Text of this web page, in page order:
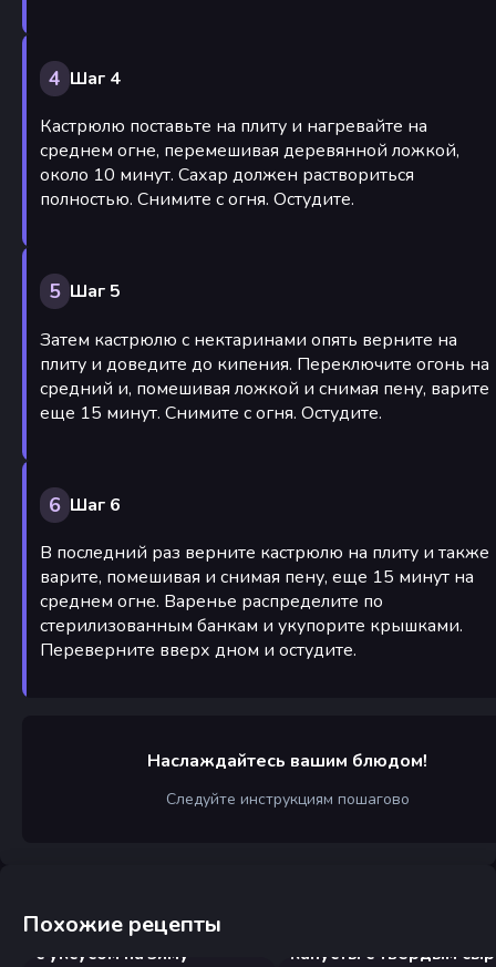
4 Шаг 4
Кастрюлю поставьте на плиту и нагревайте на
среднем огне, перемешивая деревянной ложкой,
около 10 минут. Сахар должен раствориться
полностью. Снимите с огня. Остудите.
5 Шаг 5
Затем кастрюлю с нектаринами опять верните на
плиту и доведите до кипения. Переключите огонь на
средний и, помешивая ложкой и снимая пену, варите
еще 15 минут. Снимите с огня. Остудите.
6 Шаг 6
В последний раз верните кастрюлю на плиту и также
варите, помешивая и снимая пену, еще 15 минут на
среднем огне. Варенье распределите по
стерилизованным банкам и укупорите крышками.
Переверните вверх дном и остудите.
Наслаждайтесь вашим блюдом!
Следуйте инструкциям пошагово
Похожие рецепты
Маринованные помидоры
с уксусом на зиму
капусты с твердым